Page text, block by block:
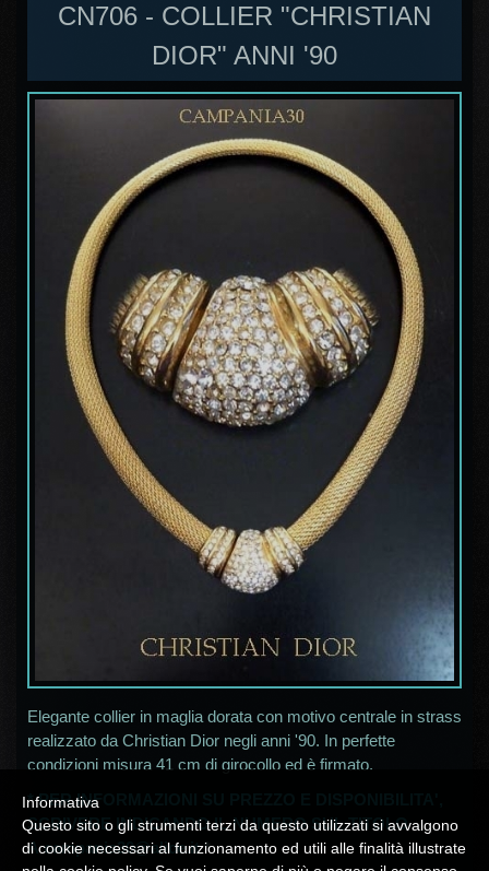
CN706 - COLLIER "CHRISTIAN
DIOR" ANNI '90
Elegante collier in maglia dorata con motivo centrale in strass
realizzato da Christian Dior negli anni '90. In perfette
condizioni misura 41 cm di girocollo ed è firmato.
* PER INFORMAZIONI SU PREZZO E DISPONIBILITA',
SCRIVERE INDICANDO IL NUMERO SUL TITOLO
Acampania30@alice.it*
Informativa
Questo sito o gli strumenti terzi da questo utilizzati si avvalgono
di cookie necessari al funzionamento ed utili alle finalità illustrate